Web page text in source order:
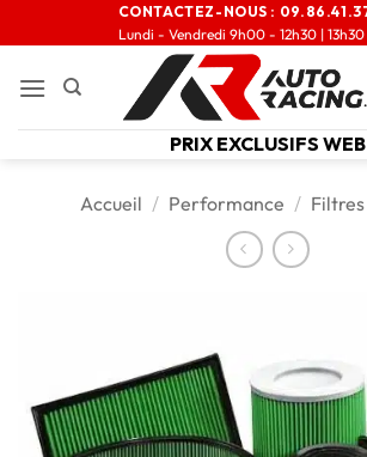
CONTACTEZ-NOUS :
Lundi - Vendredi 9h00 - 12h30 |
PRIX EXCLUSIFS WEB
Accueil / Performance /